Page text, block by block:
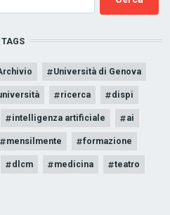
TAGS
Università di Genova
ricerca dispi
intelligenza artificiale ai
mensilmente formazione
dlcm medicina teatro